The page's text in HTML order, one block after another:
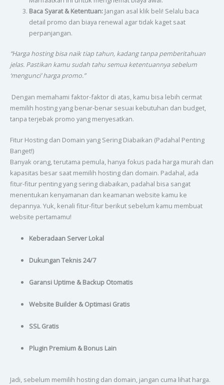
Baca Syarat & Ketentuan:Jangan asal klik beli! Selalu baca
detail promo dan biaya renewal agar tidak kaget saat
perpanjangan.
“Harga hosting bisa naik tiap tahun, kadang tanpa pemberitahuan
jelas. Pastikan kamu sudah tahu semua ketentuannya sebelum
‘mengunci’ harga promo.”
Dengan memahami faktor-faktor di atas, kamu bisa lebih cermat
memilih hosting yang benar-benar sesuai kebutuhan dan budget,
tanpa terjebak promo yang menyesatkan.
Fitur Hosting dan Domain yang Sering Diabaikan (Padahal Penting
Banget!)
Banyak orang, terutama pemula, hanya fokus pada harga murah dan
kapasitas besar saat memilih hosting dan domain. Padahal, ada
fitur-fitur penting yang sering diabaikan, padahal bisa sangat
menentukan kenyamanan dan keamanan website kamu ke
depannya. Yuk, kenali fitur-fitur berikut sebelum kamu membuat
website pertamamu!
Keberadaan Server Lokal
Dukungan Teknis 24/7
Garansi Uptime & Backup Otomatis
Website Builder & Optimasi Gratis
SSL Gratis
Plugin Premium & Bonus Lain
Jadi, sebelum memilih hosting dan domain, jangan cuma lihat harga.